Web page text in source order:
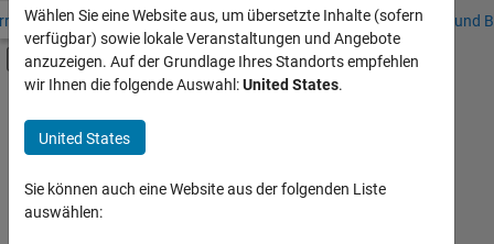
– Übersicht Stellensuche Niederlassungen Studierende und
Umschaltung für Off-Canvas-
Hauptinhalt
Praktika
Programm für Berufseinsteiger (EDG)
Advanced Support
Business Applications and Tools
+6
Wählen Sie eine Website aus, um übersetzte Inhalte (sofern
verfügbar) sowie lokale Veranstaltungen und Angebote
anzuzeigen. Auf der Grundlage Ihres Standorts empfehlen
wir Ihnen die folgende Auswahl:United States.
United States
Sie können auch eine Website aus der folgenden Liste
auswählen: